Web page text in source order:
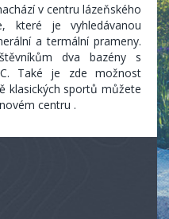
v centru lázeňského
které je vyhledávanou
a termální prameny.
dva bazény s
Také je zde možnost
klasických sportů můžete
centru .